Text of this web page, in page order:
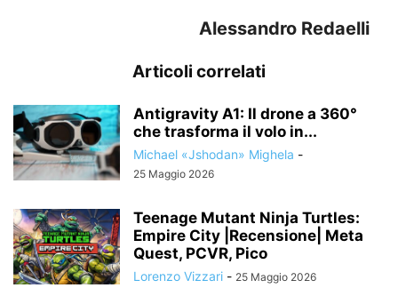
Alessandro Redaelli
Articoli correlati
Antigravity A1: Il drone a 360°
che trasforma il volo in...
Michael «Jshodan» Mighela -
25 Maggio 2026
Teenage Mutant Ninja Turtles:
Empire City |Recensione| Meta
Quest, PCVR, Pico
Lorenzo Vizzari - 25 Maggio 2026